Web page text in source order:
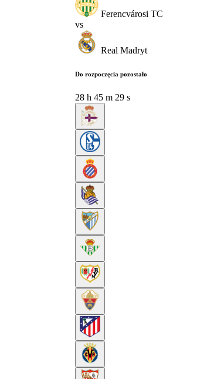
Ferencvárosi TC
vs
Real Madryt
Do rozpoczęcia pozostało
28 h 45 m 28 s